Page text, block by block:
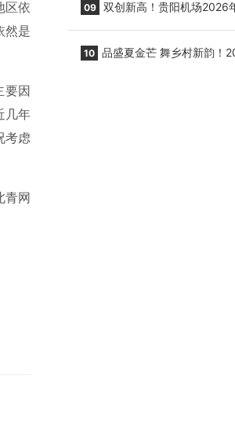
区依
然是
要因
几年
考虑
青网
09 双创新高！贵阳机场2026
10 品盛夏金芒 舞乡村新韵！